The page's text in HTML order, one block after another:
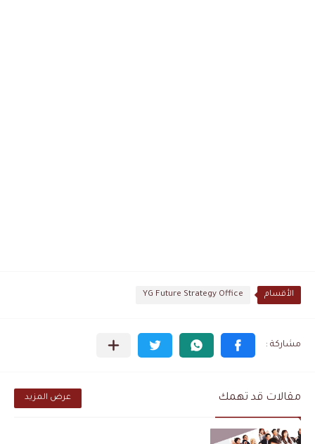
الأقسام YG Future Strategy Office
مقالات قد تهمك عرض المزيد